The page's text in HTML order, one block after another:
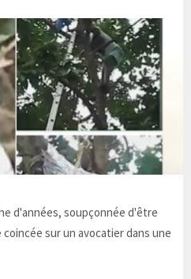
d'années, soupçonnée d'être
sur un avocatier dans une